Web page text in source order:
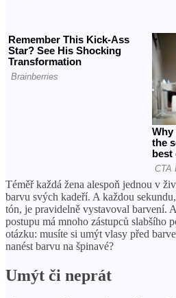
Téměř každá žena alespoň jednou v
barvu svých kadeří. A každou
tón, je pravidelně vystavoval barvení.
postupu má mnoho zástupců slabšího
otázku: musíte si umýt vlasy před
nanést barvu na špinavé?
Umýt či neprát